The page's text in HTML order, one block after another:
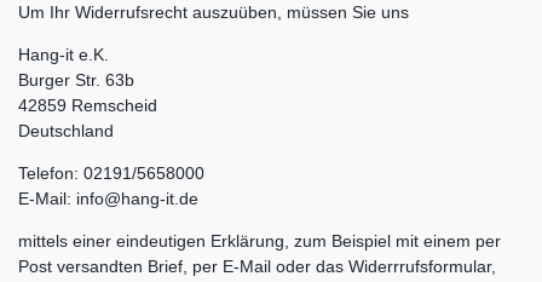
Um Ihr Widerrufsrecht auszuüben, müssen Sie uns
Hang-it e.K.
Burger Str. 63b
42859 Remscheid
Deutschland
Telefon: 02191/5658000
E-Mail: info@hang-it.de
mittels einer eindeutigen Erklärung, zum Beispiel mit einem per
Post versandten Brief, per E-Mail oder das Widerrrufsformular,